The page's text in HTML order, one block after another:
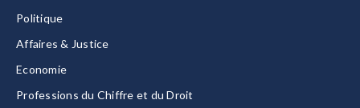
Politique
Affaires & Justice
Economie
Professions du Chiffre et du Droit